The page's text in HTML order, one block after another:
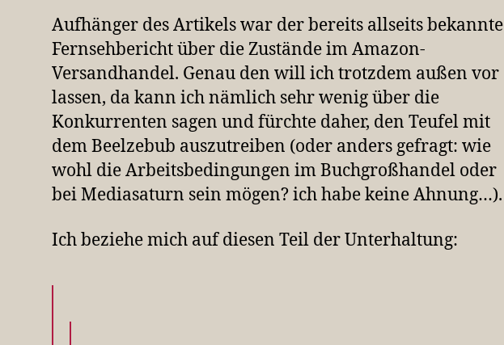
Aufhänger des Artikels war der bereits allseits bekannte
Fernsehbericht über die Zustände im Amazon-
Versandhandel. Genau den will ich trotzdem außen vor
lassen, da kann ich nämlich sehr wenig über die
Konkurrenten sagen und fürchte daher, den Teufel mit
dem Beelzebub auszutreiben (oder anders gefragt: wie
wohl die Arbeitsbedingungen im Buchgroßhandel oder
bei Mediasaturn sein mögen? ich habe keine Ahnung…).
Ich beziehe mich auf diesen Teil der Unterhaltung: